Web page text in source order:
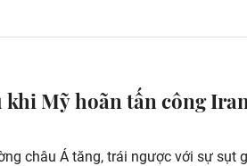
khi Mỹ hoãn tấn công
châu Á tăng, trái ngược với sự sụt